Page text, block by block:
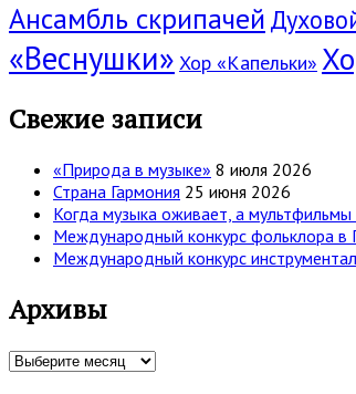
Ансамбль скрипачей
«Веснушки» Хор «Капельки»
Свежие записи
«Природа в музыке» 8 июля 2026
Страна Гармония 25 июня 2026
Когда музыка оживает, а мультфильмы
Международный конкурс фольклора в
Международный конкурс
Архивы
Архивы